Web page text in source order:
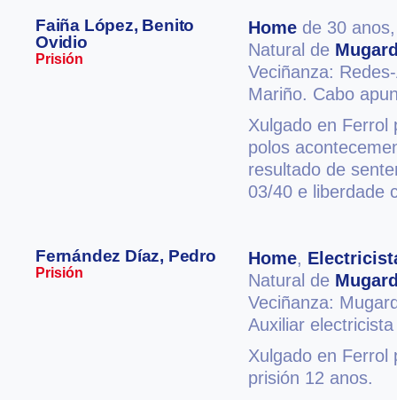
Faiña López, Benito
Ovidio
Prisión
Home de 30
Natural de
Veciñanza:
Mariño. Cabo
Xulgado en Ferrol
polos
resultado de
03/40 e liberdade
Fernández Díaz, Pedro
Prisión
Home,
Natural de
Veciñanza:
Auxiliar electricista
Xulgado en Ferrol
prisión 12 anos.